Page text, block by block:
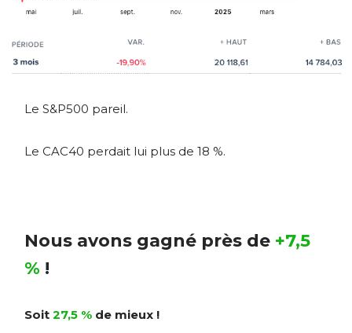
Le S&P500 pareil.
Le CAC40 perdait lui plus de 18 %.
Nous avons gagné près de +7,5
% !
Soit27,5 % de mieux !